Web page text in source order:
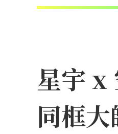
星宇 x
同框